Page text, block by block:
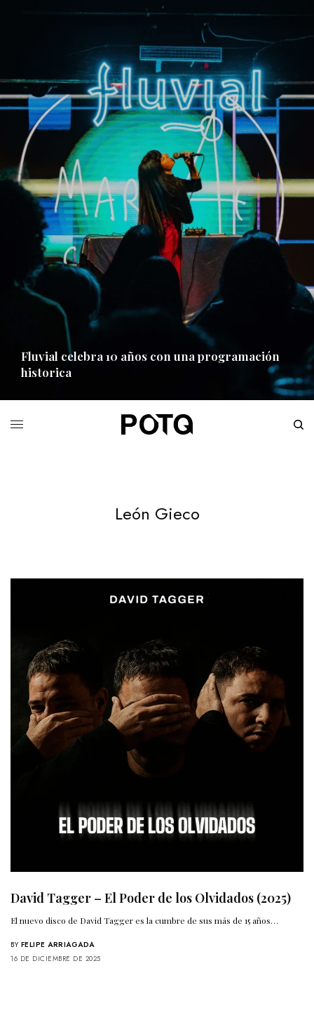
Fluvial celebra 10 años con una programación
historica
León Gieco
David Tagger – El Poder de los Olvidados (2025)
El nuevo disco de David Tagger es la cumbre de sus más de 15 años…
BY FELIPE ARRIAGADA
16 DE DICIEMBRE DE 2025